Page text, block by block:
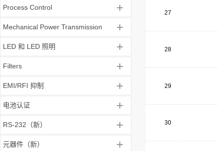
Process Control +
Mechanical Power Transmission +
LED 和 LED 照明 +
Filters +
EMI/RFI 抑制 +
电池认证 +
RS-232（新） +
元器件（新） +
27
28
29
30